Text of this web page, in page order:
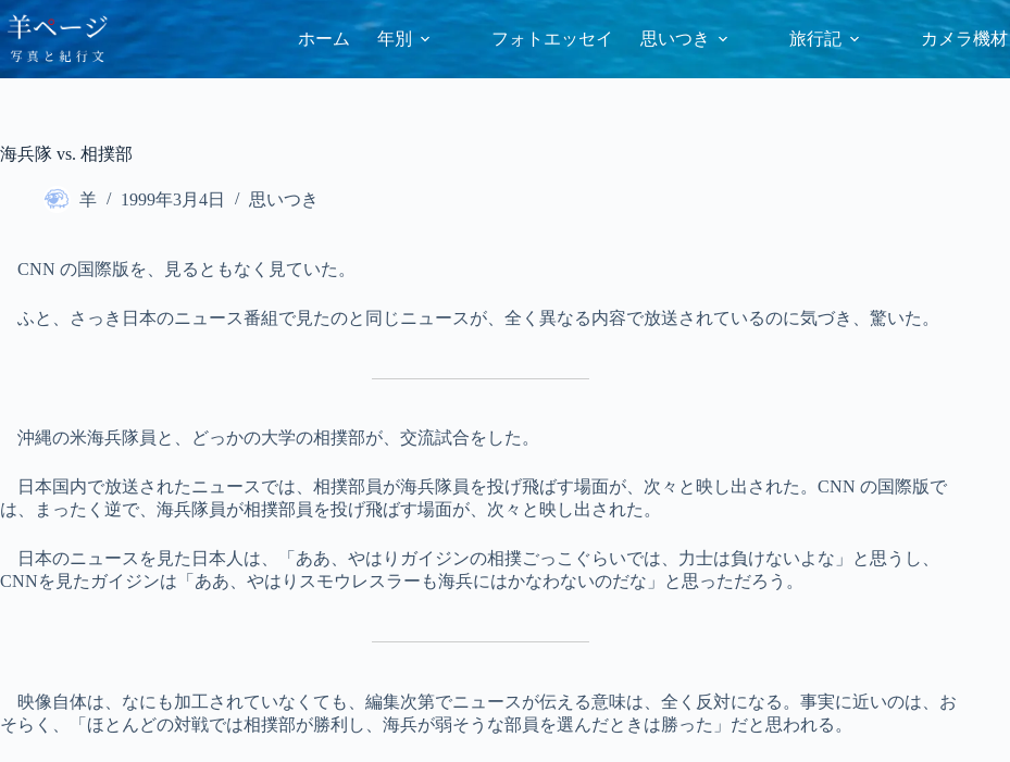
コ
ン
テ
ン
ス
ホーム 年別 フォトエッセイ 思いつき 旅行記 カメラ機材
海兵隊 vs. 相撲部
羊 1999年3月4日 思いつき
CNN の国際版を、見るともなく見ていた。
ふと、さっき日本のニュース番組で見たのと同じニュースが、全く異なる内容で放送されているのに気づき、驚いた。
沖縄の米海兵隊員と、どっかの大学の相撲部が、交流試合をした。
日本国内で放送されたニュースでは、相撲部員が海兵隊員を投げ飛ばす場面が、次々と映し出された。CNN の国際版で
は、まったく逆で、海兵隊員が相撲部員を投げ飛ばす場面が、次々と映し出された。
日本のニュースを見た日本人は、「ああ、やはりガイジンの相撲ごっこぐらいでは、力士は負けないよな」と思うし、
CNNを見たガイジンは「ああ、やはりスモウレスラーも海兵にはかなわないのだな」と思っただろう。
映像自体は、なにも加工されていなくても、編集次第でニュースが伝える意味は、全く反対になる。事実に近いのは、お
そらく、「ほとんどの対戦では相撲部が勝利し、海兵が弱そうな部員を選んだときは勝った」だと思われる。